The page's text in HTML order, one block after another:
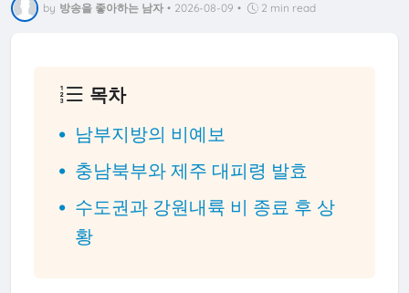
by 방송을 좋아하는 남자 • 2026-08-09 • 2 min read
목차
남부지방의 비예보
충남북부와 제주 대피령 발효
수도권과 강원내륙 비 종료 후 상
황